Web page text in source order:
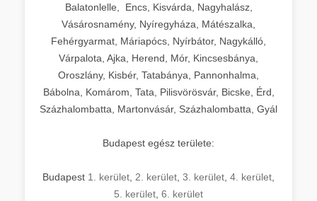
Balatonlelle, Encs, Kisvárda, Nagyhalász,
Vásárosnamény, Nyíregyháza, Mátészalka,
Fehérgyarmat, Máriapócs, Nyírbátor, Nagykálló,
Várpalota, Ajka, Herend, Mór, Kincsesbánya,
Oroszlány, Kisbér, Tatabánya, Pannonhalma,
Bábolna, Komárom, Tata, Pilisvörösvár, Bicske, Érd,
Százhalombatta, Martonvásár, Százhalombatta, Gyál
Budapest egész területe:
Budapest 1. kerület 2. kerület 3. kerület 4. kerület
5. kerület 6. kerület